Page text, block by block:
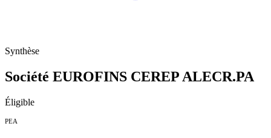
Synthèse
Société EUROFINS CEREP ALECR.PA
Éligible
PEA